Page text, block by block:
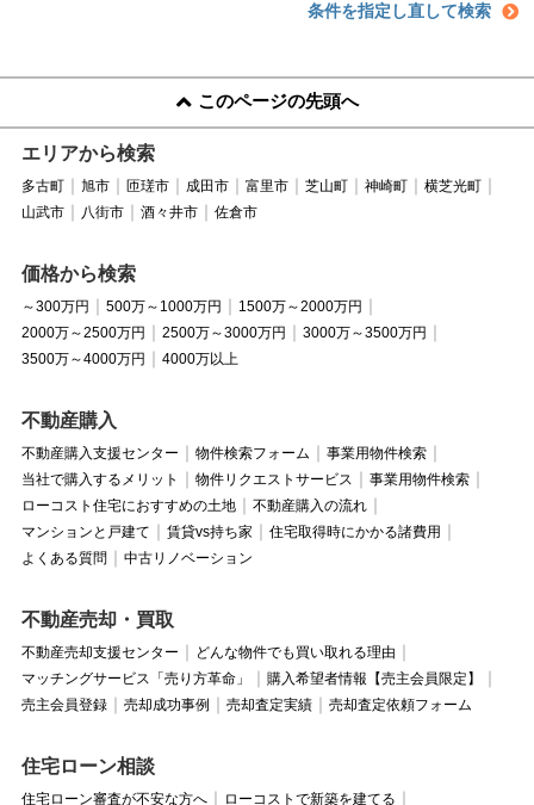
条件を指定し直して検索
このページの先頭へ
エリアから検索
多古町 旭市 匝瑳市 成田市 富里市 芝山町 神崎町
横芝光町
山武市
八街市 酒々井市 佐倉市
価格から検索
～300万円 500万～1000万円
1500万～2000万円
2000万～2500万円
2500万～3000万円
3000万～3500万円
3500万～4000万円
4000万以上
不動産購入
不動産購入支援センター 物件検索フォーム
事業用物件検索
当社で購入するメリット
物件リクエストサービス
事業用物件検索
ローコスト住宅におすすめの土地
不動産購入の流れ
マンションと戸建て
賃貸vs持ち家
住宅取得時にかかる諸費用
よくある質問
中古リノベーション
不動産売却・買取
不動産売却支援センター
どんな物件でも買い取れる理由
マッチングサービス「売り方革命」
購入希望者情報【売主会員限定】
売主会員登録
売却成功事例 売却査定実績 売却査定依頼フォーム
住宅ローン相談
住宅ローン審査が不安な方へ
ローコストで新築を建てる